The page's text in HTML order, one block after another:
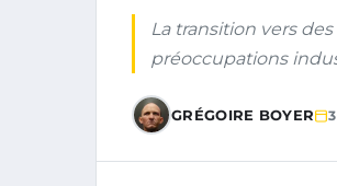
La transition vers
préoccupations
GRÉGOIRE BOYER